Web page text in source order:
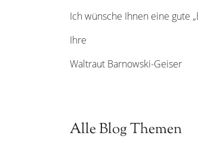
Ich wünsche Ihnen eine gute
Ihre
Waltraut Barnowski-Geiser
Alle Blog Themen